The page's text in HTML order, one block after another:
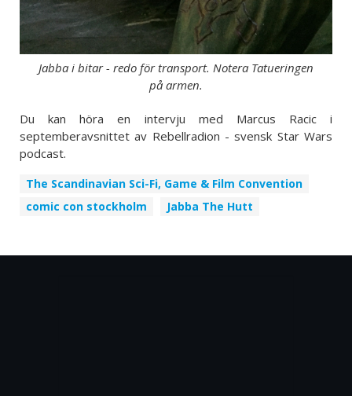
Jabba i bitar - redo för transport. Notera Tatueringen
på armen.
Du kan höra en intervju med Marcus Racic i
septemberavsnittet av Rebellradion - svensk Star Wars
podcast.
The Scandinavian Sci-Fi, Game & Film Convention
comic con stockholm
Jabba The Hutt